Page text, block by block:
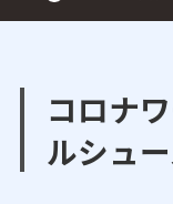
コロナ
ルシュ